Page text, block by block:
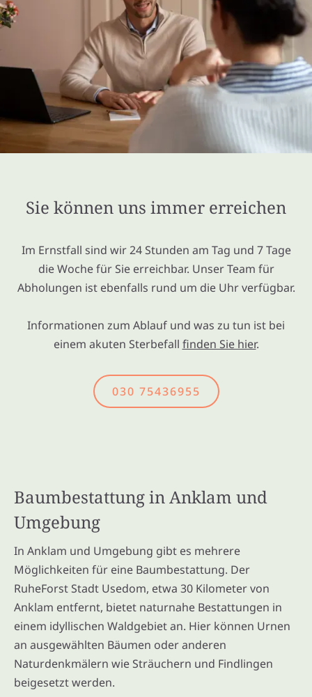
Sie können uns immer erreichen
Im Ernstfall sind wir 24 Stunden am Tag und 7 Tage
die Woche für Sie erreichbar. Unser Team für
Abholungen ist ebenfalls rund um die Uhr verfügbar.
Informationen zum Ablauf und was zu tun ist bei
einem akuten Sterbefall finden Sie hier.
030 75436955
Baumbestattung in Anklam und
Umgebung
In Anklam und Umgebung gibt es mehrere
Möglichkeiten für eine Baumbestattung. Der
RuheForst Stadt Usedom, etwa 30 Kilometer von
Anklam entfernt, bietet naturnahe Bestattungen in
einem idyllischen Waldgebiet an. Hier können Urnen
an ausgewählten Bäumen oder anderen
Naturdenkmälern wie Sträuchern und Findlingen
beigesetzt werden.